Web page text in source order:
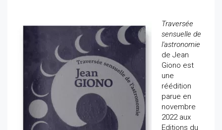
Traversée
sensuelle de
l'astronomie
de Jean
Giono est
une
réédition
parue en
novembre
2022 aux
Editions du